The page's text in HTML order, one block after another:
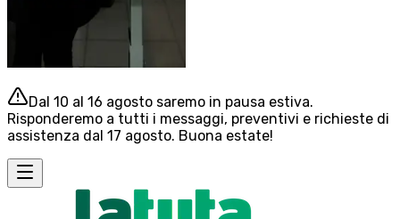
Dal 10 al 16 agosto saremo in pausa estiva.
Risponderemo a tutti i messaggi, preventivi e richieste di
assistenza dal 17 agosto. Buona estate!